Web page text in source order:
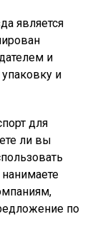
является
и
и
для
ли вы
по